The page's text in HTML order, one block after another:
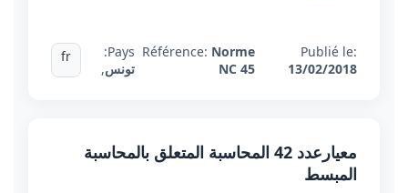
Publié le:
13/02/2018
Référence: Norme
NC 45
Pays:
تونس,
fr
معيارعدد 42 المحاسبة المتعلق بالمحاسبة
المبسط